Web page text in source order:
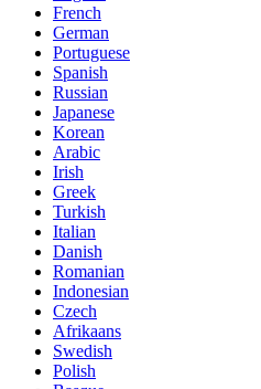
French
German
Portuguese
Spanish
Russian
Japanese
Korean
Arabic
Irish
Greek
Turkish
Italian
Danish
Romanian
Indonesian
Czech
Afrikaans
Swedish
Polish